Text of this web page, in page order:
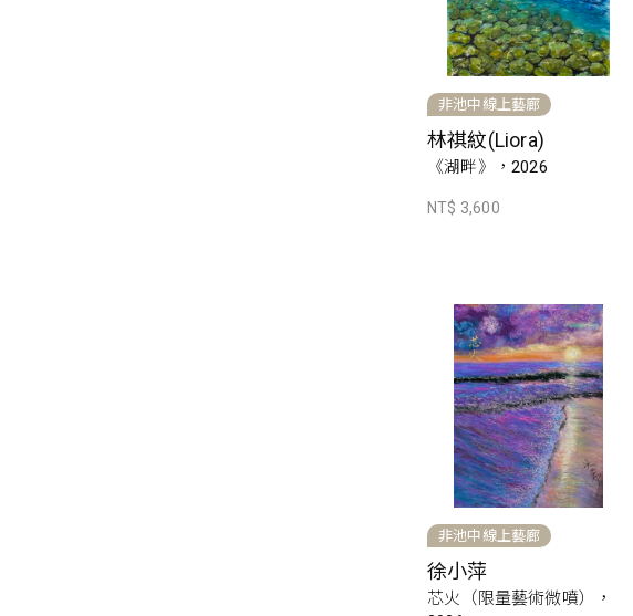
非池中線上藝廊
林祺紋(Liora)
《湖畔》，2026
NT$ 3,600
非池中線上藝廊
徐小萍
芯火（限量藝術微噴），